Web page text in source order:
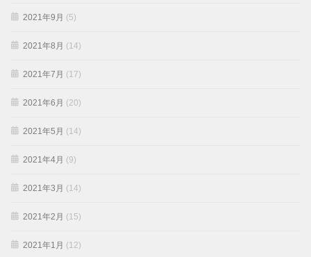
2021年9月 (5)
2021年8月 (14)
2021年7月 (17)
2021年6月 (20)
2021年5月 (14)
2021年4月 (9)
2021年3月 (14)
2021年2月 (15)
2021年1月 (12)